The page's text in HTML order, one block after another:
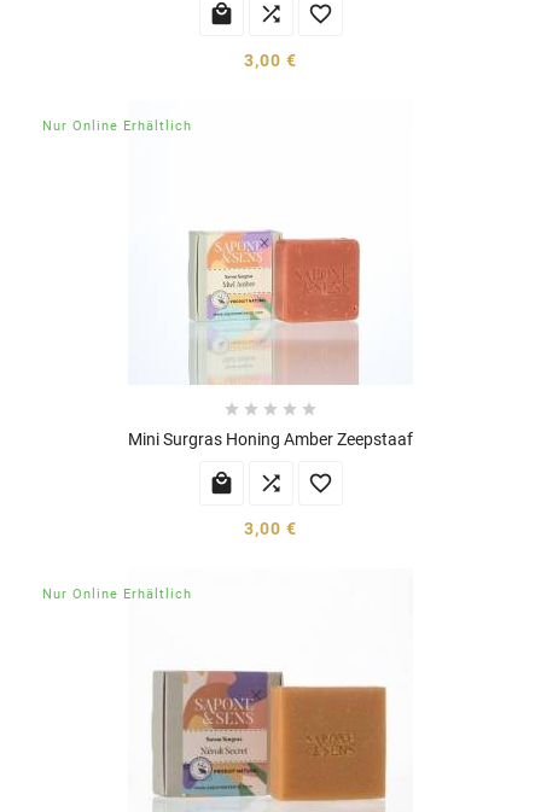
  
3,00 €
Nur Online Erhältlich
    
Mini Surgras Honing Amber Zeepstaaf
  
3,00 €
Nur Online Erhältlich